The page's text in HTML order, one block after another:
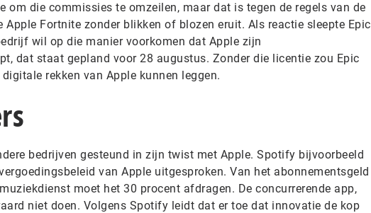
om die commissies te omzeilen, maar dat is tegen de regels van de
Apple Fortnite zonder blikken of blozen eruit. Als reactie sleepte Epic
wil op die manier voorkomen dat Apple zijn
dat staat gepland voor 28 augustus. Zonder die licentie zou Epic
rekken van Apple kunnen leggen.
bedrijven gesteund in zijn twist met Apple. Spotify bijvoorbeeld
van Apple uitgesproken. Van het abonnementsgeld
moet het 30 procent afdragen. De concurrerende app,
niet doen. Volgens Spotify leidt dat er toe dat innovatie de kop